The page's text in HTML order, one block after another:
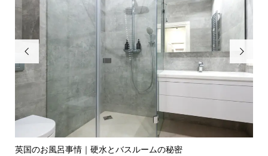

英国のお風呂事情｜硬水とバスルームの秘密
